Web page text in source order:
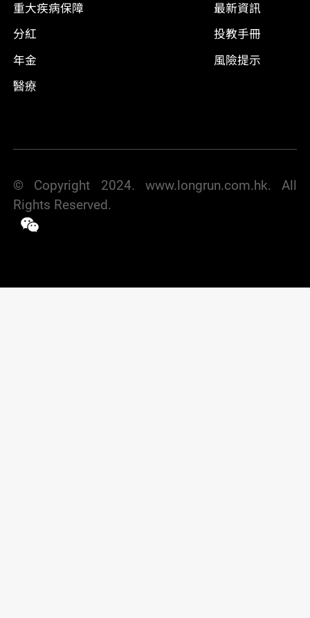
重大疾病保障
分紅
年金
醫療
最新資訊
投教手冊
風險提示
© Copyright 2024. www.longrun.com.hk. All
Rights Reserved.